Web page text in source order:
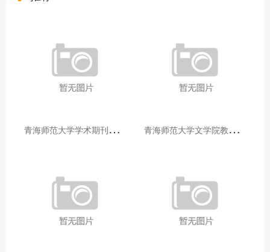
青
海师范大学学术期刊两个专栏入选2025年青海省期刊重点专栏 青
海师范大学文学院教师赴山东省相关高校和学术机构交流学习